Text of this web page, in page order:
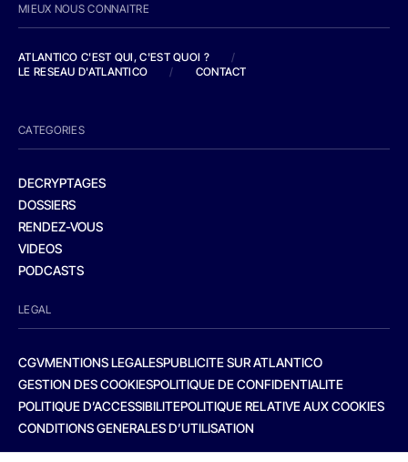
MIEUX NOUS CONNAITRE
ATLANTICO C'EST QUI, C'EST QUOI ?
/
LE RESEAU D'ATLANTICO
/ CONTACT
CATEGORIES
DECRYPTAGES
DOSSIERS
RENDEZ-VOUS
VIDEOS
PODCASTS
LEGAL
CGVMENTIONS LEGALESPUBLICITE SUR ATLANTICO
GESTION DES COOKIESPOLITIQUE DE CONFIDENTIALITE
POLITIQUE D’ACCESSIBILITEPOLITIQUE RELATIVE AUX COOKIES
CONDITIONS GENERALES D’UTILISATION